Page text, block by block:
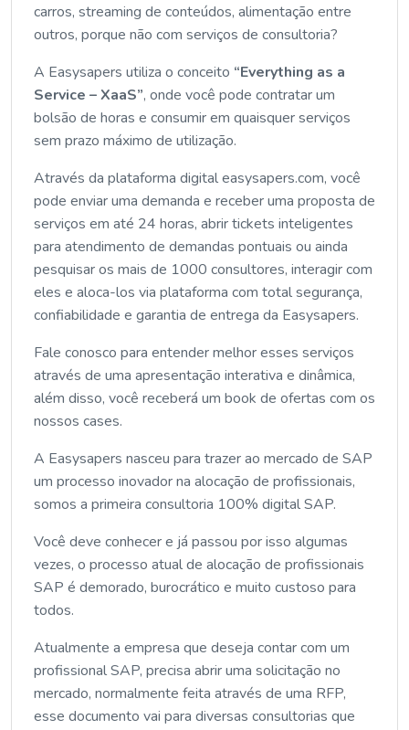
carros, streaming de conteúdos, alimentação entre
outros, porque não com serviços de consultoria?
A Easysapers utiliza o conceito “Everything as a
Service – XaaS”, onde você pode contratar um
bolsão de horas e consumir em quaisquer serviços
sem prazo máximo de utilização.
Através da plataforma digital easysapers.com, você
pode enviar uma demanda e receber uma proposta de
serviços em até 24 horas, abrir tickets inteligentes
para atendimento de demandas pontuais ou ainda
pesquisar os mais de 1000 consultores, interagir com
eles e aloca-los via plataforma com total segurança,
confiabilidade e garantia de entrega da Easysapers.
Fale conosco para entender melhor esses serviços
através de uma apresentação interativa e dinâmica,
além disso, você receberá um book de ofertas com os
nossos cases.
A Easysapers nasceu para trazer ao mercado de SAP
um processo inovador na alocação de profissionais,
somos a primeira consultoria 100% digital SAP.
Você deve conhecer e já passou por isso algumas
vezes, o processo atual de alocação de profissionais
SAP é demorado, burocrático e muito custoso para
todos.
Atualmente a empresa que deseja contar com um
profissional SAP, precisa abrir uma solicitação no
mercado, normalmente feita através de uma RFP,
esse documento vai para diversas consultorias que